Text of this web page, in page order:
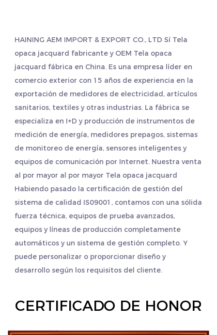
HAINING AEM IMPORT & EXPORT CO., LTD Sí Tela
opaca jacquard fabricante y OEM Tela opaca
jacquard fábrica en China. Es una empresa líder en
comercio exterior con 15 años de experiencia en la
exportación de medidores de electricidad, artículos
sanitarios, textiles y otras industrias. La fábrica se
especializa en I+D y producción de instrumentos de
medición de energía, medidores prepagos, sistemas
de monitoreo de energía, sensores inteligentes y
equipos de comunicación por Internet. Nuestra venta
al por mayor al por mayor Tela opaca jacquard
Habiendo pasado la certificación de gestión del
sistema de calidad IS09001, contamos con una sólida
fuerza técnica, equipos de prueba avanzados,
equipos y líneas de producción completamente
automáticos y un sistema de gestión completo. Y
puede personalizar o proporcionar diseño y
desarrollo según los requisitos del cliente.
CERTIFICADO DE HONOR